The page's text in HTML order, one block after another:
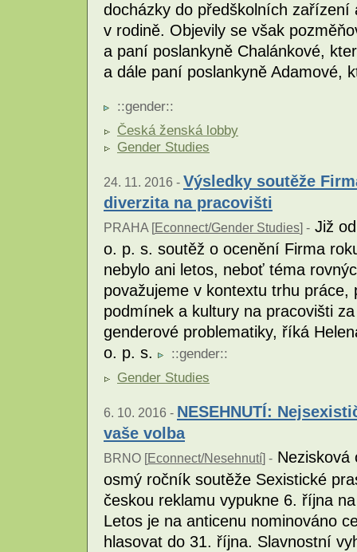
docházky do předškolních
v rodině. Objevily se však
a paní poslankyně Chalánkové,
a dále paní poslankyně Adamové,
::gender::
Česká ženská lobby
Gender Studies
24. 11. 2016 - Výsledky soutěže
diverzita na pracovišti
PRAHA [Econnect/Gender Studies] - Již
o. p. s. soutěž o ocenění Firma
nebylo ani letos, neboť téma
považujeme v kontextu trhu
podmínek a kultury na pracovišti
genderové problematiky, říká
o. p. s.
::gender::
Gender Studies
6. 10. 2016 - NESEHNUTÍ:
vaše volba
BRNO [Econnect/Nesehnutí] - Nezisková
osmý ročník soutěže Sexistické
českou reklamu vypukne 6. října
Letos je na anticenu nominováno
hlasovat do 31. října. Slavnostní